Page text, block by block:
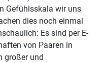
Gefühlsskala wir uns
dies noch einmal
Es sind per E-
von Paaren in
großer und